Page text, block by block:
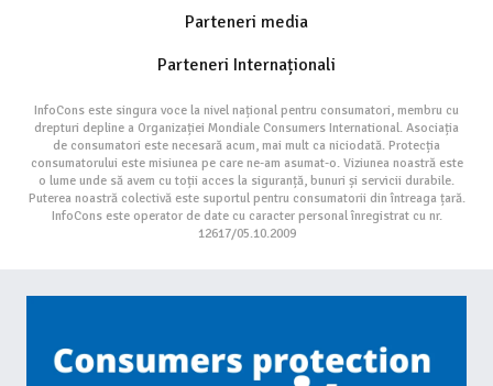
Parteneri media
Parteneri Internaționali
InfoCons este singura voce la nivel național pentru consumatori, membru cu
drepturi depline a Organizației Mondiale Consumers International. Asociația
de consumatori este necesară acum, mai mult ca niciodată. Protecția
consumatorului este misiunea pe care ne-am asumat-o. Viziunea noastră este
o lume unde să avem cu toții acces la siguranță, bunuri și servicii durabile.
Puterea noastră colectivă este suportul pentru consumatorii din întreaga țară.
InfoCons este operator de date cu caracter personal înregistrat cu nr.
12617/05.10.2009